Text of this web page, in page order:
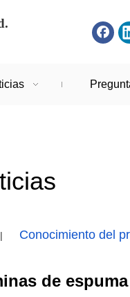
| Conocimiento del
de espuma